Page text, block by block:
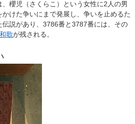
、櫻児（さくらこ）という女性に2人の男
けた争いにまで発展し、争いを止めるた
説があり、3786番と3787番には、その
和歌が残される。